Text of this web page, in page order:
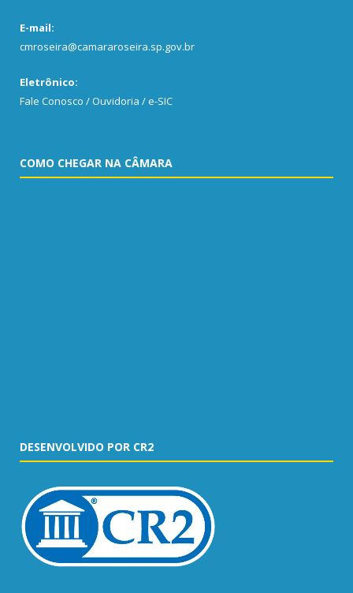
E-mail:
cmroseira@camararoseira.sp.gov.br
Eletrônico:
Fale Conosco / Ouvidoria / e-SIC
COMO CHEGAR NA CÂMARA
DESENVOLVIDO POR CR2